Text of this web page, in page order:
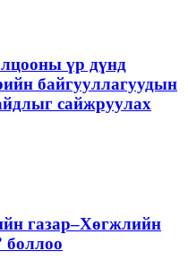
үр дүнд
байгууллагуудын
сайжруулах
газар–Хөгжлийн
боллоо